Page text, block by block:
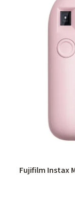
Fujifilm Instax